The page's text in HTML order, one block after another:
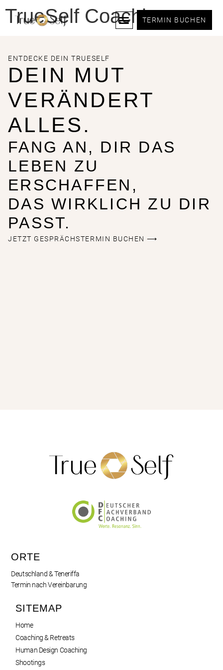
TERMIN BUCHEN
TrueSelf Coaching
ENTDECKE DEIN TRUESELF
DEIN MUT
VERÄNDERT
ALLES.
FANG AN, DIR DAS
LEBEN ZU
ERSCHAFFEN,
DAS WIRKLICH ZU DIR
PASST.
JETZT GESPRÄCHSTERMIN BUCHEN ⟶
ORTE
Deutschland & Teneriffa
Termin nach Vereinbarung
SITEMAP
Home
Coaching & Retreats
Human Design Coaching
Shootings